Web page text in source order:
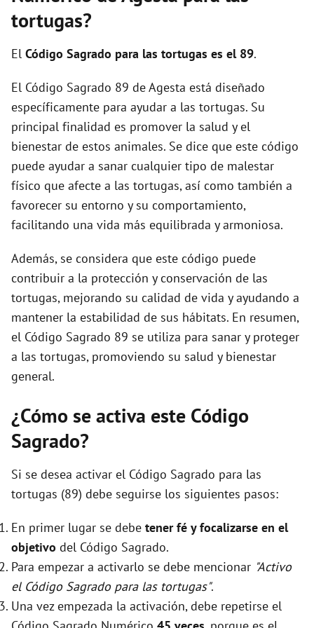
i
d
e
o
tortugas?
El Código Sagrado para las tortugas es el 89.
El Código Sagrado 89 de Agesta está diseñado
específicamente para ayudar a las tortugas. Su
principal finalidad es promover la salud y el
bienestar de estos animales. Se dice que este código
puede ayudar a sanar cualquier tipo de malestar
físico que afecte a las tortugas, así como también a
favorecer su entorno y su comportamiento,
facilitando una vida más equilibrada y armoniosa.
Además, se considera que este código puede
contribuir a la protección y conservación de las
tortugas, mejorando su calidad de vida y ayudando a
mantener la estabilidad de sus hábitats. En resumen,
el Código Sagrado 89 se utiliza para sanar y proteger
a las tortugas, promoviendo su salud y bienestar
general.
¿Cómo se activa este Código
Sagrado?
Si se desea activar el Código Sagrado para las
tortugas (89) debe seguirse los siguientes pasos:
En primer lugar se debe tener fé y focalizarse en el
objetivo del Código Sagrado.
Para empezar a activarlo se debe mencionar "Activo
el Código Sagrado para las tortugas".
Una vez empezada la activación, debe repetirse el